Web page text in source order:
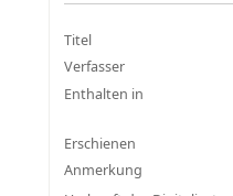
Titel
Verfasser
Enthalten in
Erschienen
Anmerkung